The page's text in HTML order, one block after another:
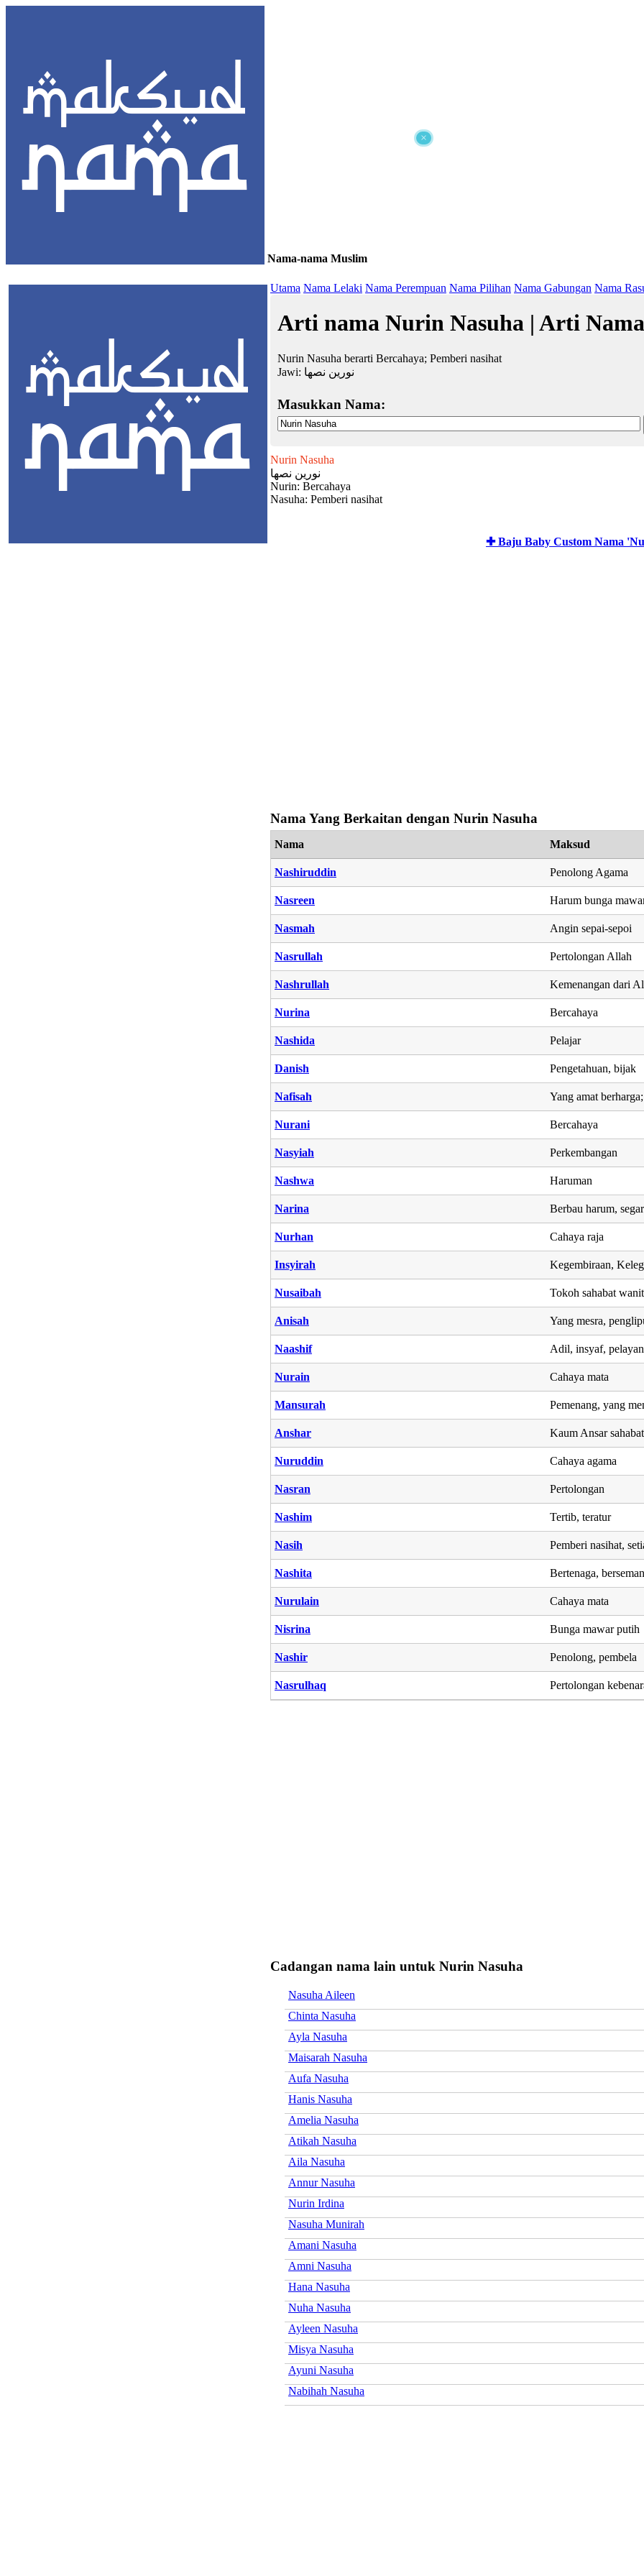
×
Nama-nama Muslim
Utama Nama Lelaki Nama Perempuan Nama Pilihan Nama Gabungan Nama
Arti nama Nurin Nasuha | Arti
Nurin Nasuha berarti Bercahaya; Pemberi nasihat
Jawi: نورين نصها
Masukkan Nama:
Nurin Nasuha
نورين نصها
Nurin: Bercahaya
Nasuha: Pemberi nasihat
✚ Baju Baby Custom Nama
Nama Yang Berkaitan dengan Nurin Nasuha
Nama Maksud
Nashiruddin Penolong Agama
Nasreen Harum bunga
Nasmah Angin sepai-sepoi
Nasrullah Pertolongan Allah
Nashrullah Kemenangan dari
Nurina Bercahaya
Nashida Pelajar
Danish Pengetahuan, bijak
Nafisah Yang amat
Nurani Bercahaya
Nasyiah Perkembangan
Nashwa Haruman
Narina Berbau harum,
Nurhan Cahaya raja
Insyirah Kegembiraan,
Nusaibah Tokoh sahabat
Anisah Yang mesra,
Naashif Adil, insyaf, pelayan
Nurain Cahaya mata
Mansurah Pemenang, yang
Anshar Kaum Ansar
Nuruddin Cahaya agama
Nasran Pertolongan
Nashim Tertib, teratur
Nasih Pemberi nasihat,
Nashita Bertenaga,
Nurulain Cahaya mata
Nisrina Bunga mawar putih
Nashir Penolong, pembela
Nasrulhaq Pertolongan
Cadangan nama lain untuk Nurin Nasuha
Nasuha Aileen
Chinta Nasuha
Ayla Nasuha
Maisarah Nasuha
Aufa Nasuha
Hanis Nasuha
Amelia Nasuha
Atikah Nasuha
Aila Nasuha
Annur Nasuha
Nurin Irdina
Nasuha Munirah
Amani Nasuha
Amni Nasuha
Hana Nasuha
Nuha Nasuha
Ayleen Nasuha
Misya Nasuha
Ayuni Nasuha
Nabihah Nasuha